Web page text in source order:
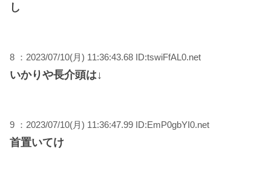
し
8 ：2023/07/10(月) 11:36:43.68 ID:tswiFfAL0.net
いかりや長介頭は↓
9 ：2023/07/10(月) 11:36:47.99 ID:EmP0gbYI0.net
首置いてけ